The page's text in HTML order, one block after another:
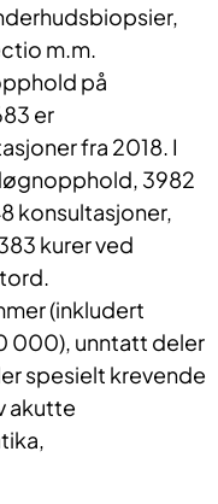
m.m.
på
er
fra 2018. I
3982
konsultasjoner,
kurer ved
(inkludert
000), unntatt deler
spesielt krevende
akutte